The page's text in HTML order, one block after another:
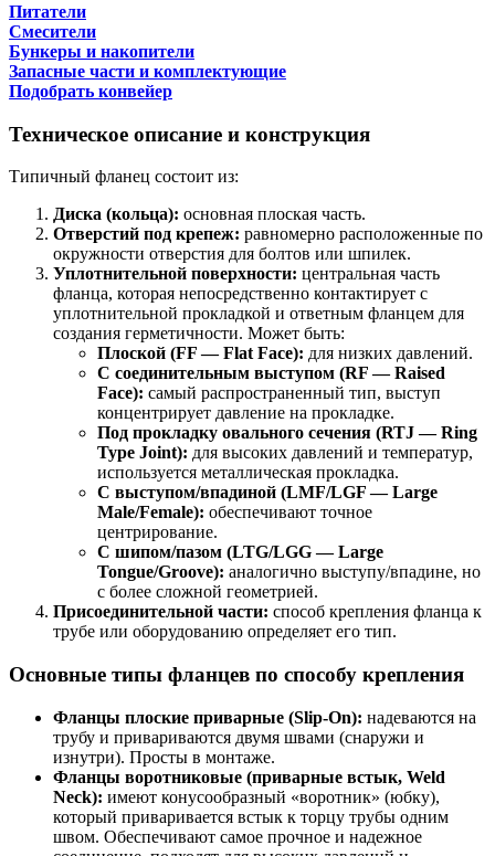
Питатели
Смесители
Бункеры и накопители
Запасные части и комплектующие
Подобрать конвейер
Техническое описание и конструкция
Типичный фланец состоит из:
Диска (кольца): основная плоская часть.
Отверстий под крепеж: равномерно расположенные по
окружности отверстия для болтов или шпилек.
Уплотнительной поверхности: центральная часть
фланца, которая непосредственно контактирует с
уплотнительной прокладкой и ответным фланцем для
создания герметичности. Может быть:
Плоской (FF — Flat Face): для низких давлений.
С соединительным выступом (RF — Raised
Face): самый распространенный тип, выступ
концентрирует давление на прокладке.
Под прокладку овального сечения (RTJ — Ring
Type Joint): для высоких давлений и температур,
используется металлическая прокладка.
С выступом/впадиной (LMF/LGF — Large
Male/Female): обеспечивают точное
центрирование.
С шипом/пазом (LTG/LGG — Large
Tongue/Groove): аналогично выступу/впадине, но
с более сложной геометрией.
Присоединительной части: способ крепления фланца к
трубе или оборудованию определяет его тип.
Основные типы фланцев по способу крепления
Фланцы плоские приварные (Slip-On): надеваются на
трубу и привариваются двумя швами (снаружи и
изнутри). Просты в монтаже.
Фланцы воротниковые (приварные встык, Weld
Neck): имеют конусообразный «воротник» (юбку),
который приваривается встык к торцу трубы одним
швом. Обеспечивают самое прочное и надежное